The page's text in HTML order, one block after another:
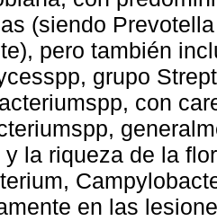
(siendo
pero también
grupo
con
la riqueza de la
en las